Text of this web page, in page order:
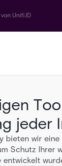
Unifi.ID
jeder
bieten wir
Schutz Ihrer
entwickelt